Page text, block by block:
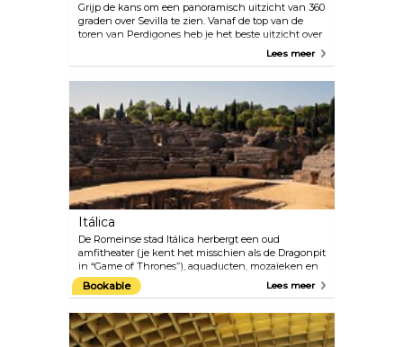
Grijp de kans om een panoramisch uitzicht van 360
graden over Sevilla te zien. Vanaf de top van de
toren van Perdigones heb je het beste uitzicht over
de stad, en dankzij de Camera Obscura-technologie
geweldige rondleiding door de stad van bovenaf.
Lees meer
Itálica
De Romeinse stad Itálica herbergt een oud
amfitheater (je kent het misschien als de Dragonpit
in “Game of Thrones”), aquaducten, mozaïeken en
nog veel meer. Opgericht in 206 voor Christus, was
het één van de meest geavanceerde steden van die
bezoek aan de archeologische vindplaats een
perfecte dagtrip maakt.
Bookable Lees meer